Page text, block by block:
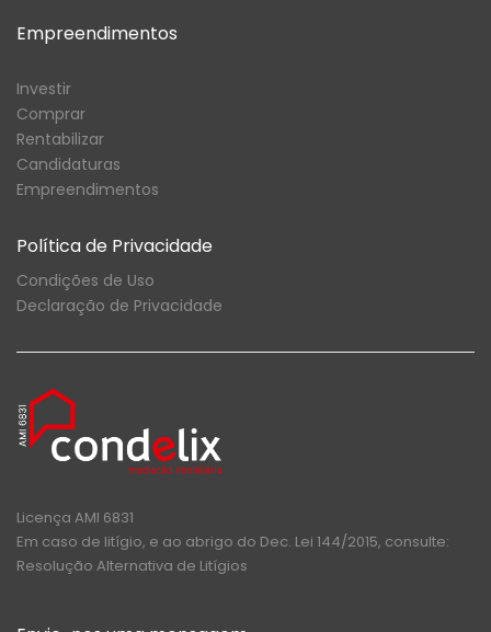
Empreendimentos
Investir
Comprar
Rentabilizar
Candidaturas
Empreendimentos
Política de Privacidade
Condições de Uso
Declaração de Privacidade
Licença AMI 6831
Em caso de litígio, e ao abrigo do Dec. Lei 144/2015, consulte:
Resolução Alternativa de Litígios